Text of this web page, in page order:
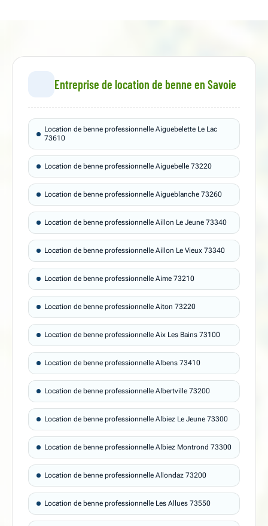
Entreprise de location de benne en Savoie
Location de benne professionnelle Aiguebelette Le Lac
73610
Location de benne professionnelle Aiguebelle 73220
Location de benne professionnelle Aigueblanche 73260
Location de benne professionnelle Aillon Le Jeune 73340
Location de benne professionnelle Aillon Le Vieux 73340
Location de benne professionnelle Aime 73210
Location de benne professionnelle Aiton 73220
Location de benne professionnelle Aix Les Bains 73100
Location de benne professionnelle Albens 73410
Location de benne professionnelle Albertville 73200
Location de benne professionnelle Albiez Le Jeune 73300
Location de benne professionnelle Albiez Montrond 73300
Location de benne professionnelle Allondaz 73200
Location de benne professionnelle Les Allues 73550